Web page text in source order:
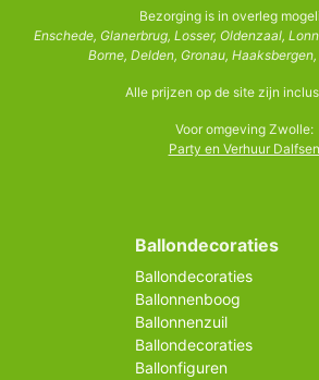
Bezorging is in overleg
Enschede, Glanerbrug, Losser, Oldenzaal,
Borne, Delden, Gronau,
Alle prijzen op de site zijn
Voor omgeving Zwolle:
Party en Verhuur Dalfsen
Ballondecoraties
Ballondecoraties
Ballonnenboog
Ballonnenzuil
Ballondecoraties
Ballonfiguren